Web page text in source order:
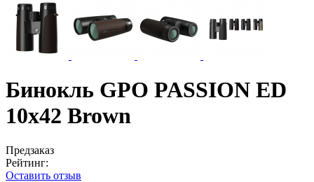
Бинокль GPO PASSION ED
10x42 Brown
Предзаказ
Рейтинг:
Оставить отзыв